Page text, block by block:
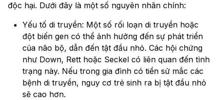
độc hại. Dưới đây là một số nguyên nhân chính:
Yếu tố di truyền: Một số rối loạn di truyền hoặc
đột biến gen có thể ảnh hưởng đến sự phát triển
của não bộ, dẫn đến tật đầu nhỏ. Các hội chứng
như Down, Rett hoặc Seckel có liên quan đến tình
trạng này. Nếu trong gia đình có tiền sử mắc các
bệnh di truyền, nguy cơ trẻ sinh ra bị tật đầu nhỏ
sẽ cao hơn.